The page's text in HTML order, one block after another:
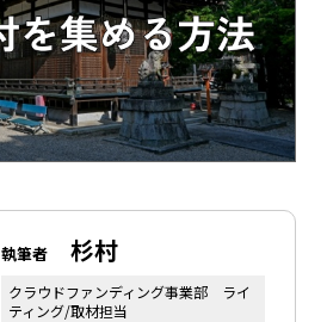
執筆者 杉村
クラウドファンディング事業部 ライ
ティング/取材担当